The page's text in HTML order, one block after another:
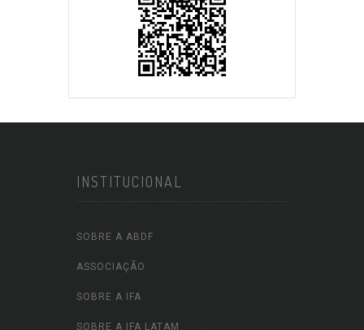
INSTITUCIONAL
SOBRE A ABDF
ASSOCIAÇÃO
SOBRE A IFA
SOBRE A IFA LATAM